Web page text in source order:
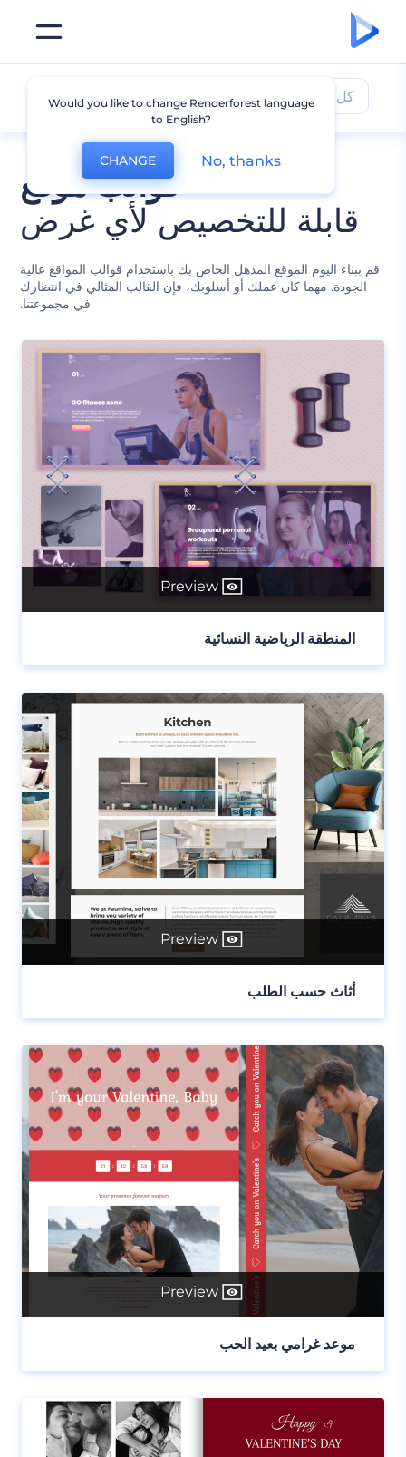
قوالب موقع
قابلة للتخصيص لأي غرض
قم ببناء اليوم الموقع المذهل الخاص بك باستخدام قوالب المواقع عالية
الجودة. مهما كان عملك أو أسلوبك، فإن القالب المثالي في انتظارك
في مجموعتنا.
كل القوالب
Preview
المنطقة الرياضية النسائية
Preview
أثاث حسب الطلب
Preview
موعد غرامي بعيد الحب
Would you like to change Renderforest language
to English?
CHANGE No, thanks